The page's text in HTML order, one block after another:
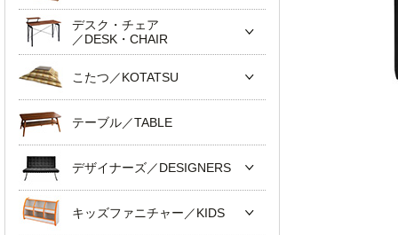
デスク・チェア
／DESK・CHAIR
こたつ／KOTATSU
テーブル／TABLE
デザイナーズ／DESIGNERS
キッズファニチャー／KIDS